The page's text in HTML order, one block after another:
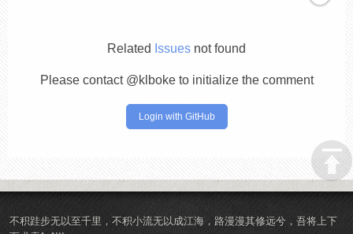
Related Issues not found
Please contact @klboke to initialize the comment
Login with GitHub
不积跬步无以至千里，不积小流无以成江海，路漫漫其修远兮，吾将上下